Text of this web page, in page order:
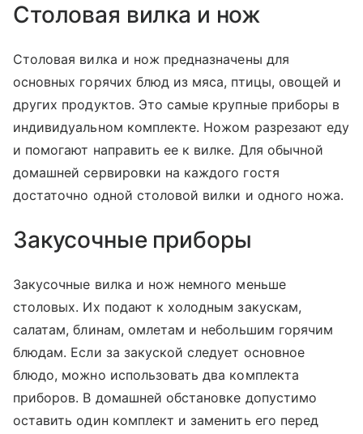
Столовая вилка и нож
Столовая вилка и нож предназначены для
основных горячих блюд из мяса, птицы, овощей и
других продуктов. Это самые крупные приборы в
индивидуальном комплекте. Ножом разрезают еду
и помогают направить ее к вилке. Для обычной
домашней сервировки на каждого гостя
достаточно одной столовой вилки и одного ножа.
Закусочные приборы
Закусочные вилка и нож немного меньше
столовых. Их подают к холодным закускам,
салатам, блинам, омлетам и небольшим горячим
блюдам. Если за закуской следует основное
блюдо, можно использовать два комплекта
приборов. В домашней обстановке допустимо
оставить один комплект и заменить его перед